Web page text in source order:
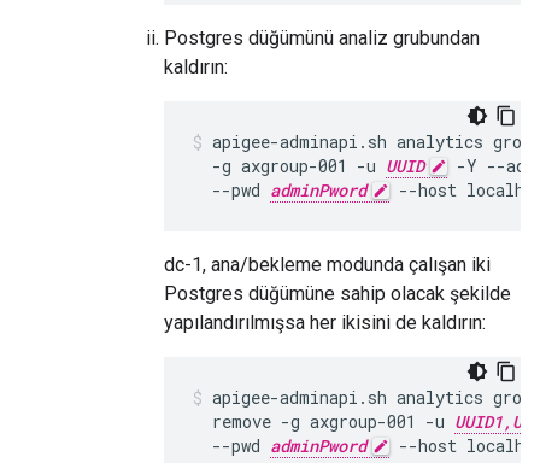
Postgres düğümünü analiz grubundan
kaldırın:
apigee-adminapi.sh analytics
  -g axgroup-001 -u
UUID
-Y --
  --pwd
adminPword --host
dc-1, ana/bekleme modunda çalışan iki
Postgres düğümüne sahip olacak şekilde
yapılandırılmışsa her ikisini de kaldırın:
apigee-adminapi.sh analytics
  remove -g axgroup-001 -u
  --pwd
adminPword --host